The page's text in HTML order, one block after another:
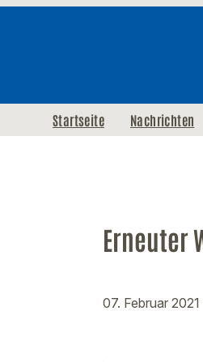
Startseite Nachrichten
Erneuter
07. Februar 2021